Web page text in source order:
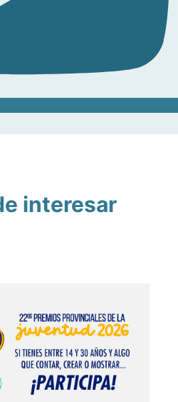
interesar